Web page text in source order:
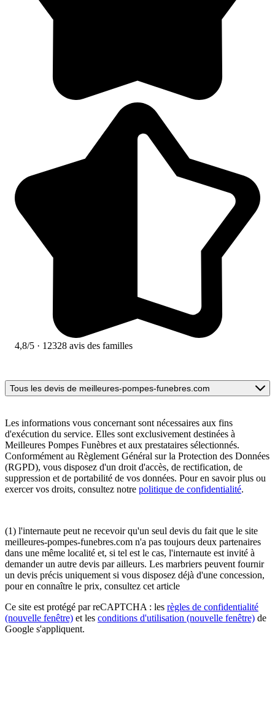
4,8/5 · 12328 avis des familles
Tous les devis de meilleures-pompes-funebres.com
Les informations vous concernant sont nécessaires aux fins
d'exécution du service. Elles sont exclusivement destinées à
Meilleures Pompes Funèbres et aux prestataires sélectionnés.
Conformément au Règlement Général sur la Protection des Données
(RGPD), vous disposez d'un droit d'accès, de rectification, de
suppression et de portabilité de vos données. Pour en savoir plus ou
exercer vos droits, consultez notre politique de confidentialité.
(1) l'internaute peut ne recevoir qu'un seul devis du fait que le site
meilleures-pompes-funebres.com n'a pas toujours deux partenaires
dans une même localité et, si tel est le cas, l'internaute est invité à
demander un autre devis par ailleurs. Les marbriers peuvent fournir
un devis précis uniquement si vous disposez déjà d'une concession,
pour en connaître le prix, consultez cet article
Ce site est protégé par reCAPTCHA : les règles de confidentialité
(nouvelle fenêtre) et les conditions d'utilisation (nouvelle fenêtre) de
Google s'appliquent.